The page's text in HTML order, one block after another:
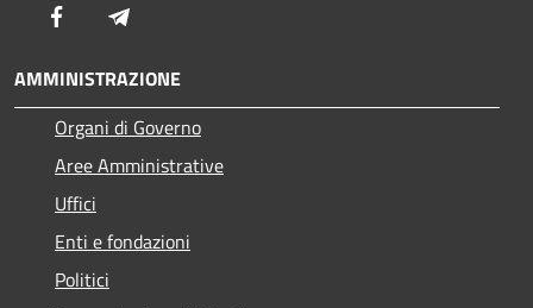
Facebook
AMMINISTRAZIONE
Organi di Governo
Aree Amministrative
Uffici
Enti e fondazioni
Politici